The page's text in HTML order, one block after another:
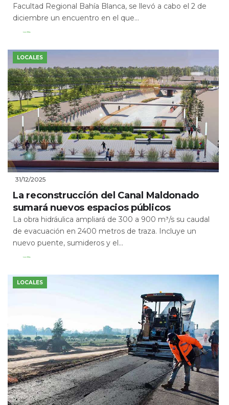
Facultad Regional Bahía Blanca, se llevó a cabo el 2 de
diciembre un encuentro en el que...
Leer Más
LOCALES
31/12/2025
La reconstrucción del Canal Maldonado
sumará nuevos espacios públicos
La obra hidráulica ampliará de 300 a 900 m³/s su caudal
de evacuación en 2400 metros de traza. Incluye un
nuevo puente, sumideros y el...
Leer Más
LOCALES